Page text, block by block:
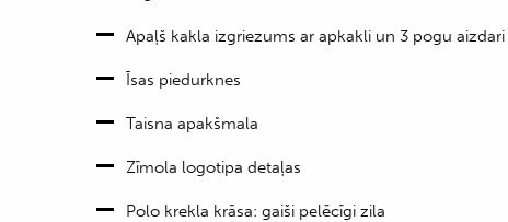
Apaļš kakla izgriezums ar apkakli un 3 pogu aizdari
Īsas piedurknes
Taisna apakšmala
Zīmola logotipa detaļas
Polo krekla krāsa: gaiši pelēcīgi zila